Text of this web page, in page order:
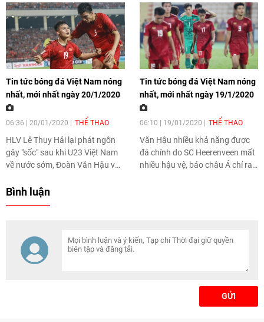
Tin tức bóng đá Việt Nam nóng
nhất, mới nhất ngày 20/1/2020
06:36 | 20/01/2020 THỂ THAO
HLV Lê Thụy Hải lại phát ngôn
gây "sốc" sau khi U23 Việt Nam
về nước sớm, Đoàn Văn Hậu vẫn
Heerenveen lại thua đậm hay
Việt Nam nóng hổi, mới nhất
được cập nhật trong ngày
20/1/2020.
Tin tức bóng đá Việt Nam nóng
nhất, mới nhất ngày 19/1/2020
06:10 | 19/01/2020 THỂ THAO
Văn Hậu nhiều khả năng được
đá chính do SC Heerenveen mất
nhiều hậu vệ, báo châu Á chỉ ra
Bình luận
GỬI